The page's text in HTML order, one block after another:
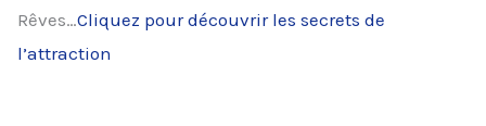
Rêves…Cliquez pour découvrir les secrets de
l’attraction